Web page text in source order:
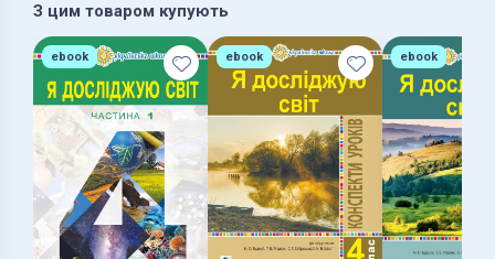
вчителів та учнів 4-го класу.
З цим товаром купують
ebook ebook ebook